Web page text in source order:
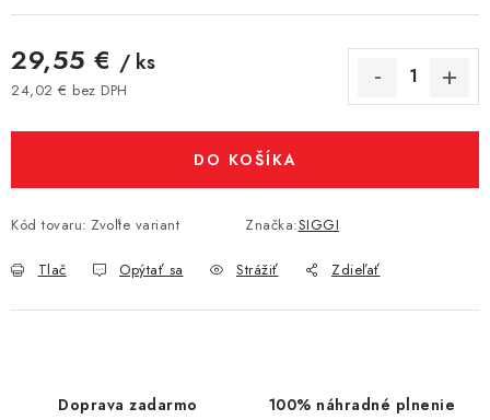
29,55 € / ks
24,02 € bez DPH
DO KOŠÍKA
Kód tovaru: Zvoľte variant Značka:SIGGI
Tlač Opýtať sa Strážiť Zdieľať
Doprava zadarmo 100% náhradné plnenie